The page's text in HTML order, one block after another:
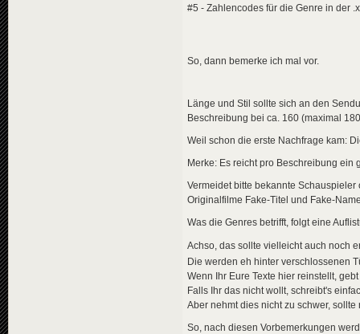
#5 - Zahlencodes für die Genre in der
So, dann bemerke ich mal vor.
Länge und Stil sollte sich an den
Beschreibung bei ca. 160 (maximal
Weil schon die erste Nachfrage kam:
Merke: Es reicht pro Beschreibung ein
Vermeidet bitte bekannte
Originalfilme Fake-Titel und Fake-
Was die Genres betrifft, folgt eine
Achso, das sollte vielleicht auch noch
Die werden eh hinter verschlossenen
Wenn Ihr Eure Texte hier reinstellt,
Falls Ihr das nicht wollt, schreibt's
Aber nehmt dies nicht zu schwer,
So, nach diesen Vorbemerkungen